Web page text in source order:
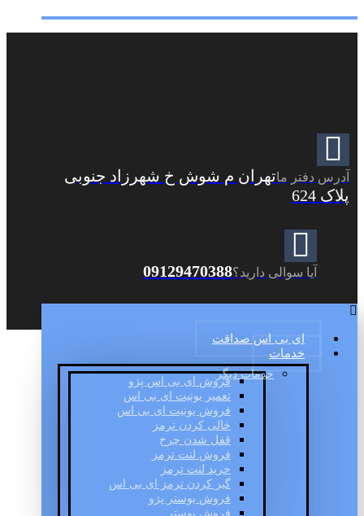
آدرس دفتر ماتهران م شوش خ شهرزاد جنوبی
پلاک 624
آیا سوالی دارید؟09129470388
ای بی اس صداقت
خدمات
خدمات دیگر
فروش ای بی اس پژو
تعمیر یونیت ای بی اس
فروش یونیت ای بی اس
خالی کردن ترمز
قفل شدن چرخ
فروش لنت ترمز
خرید لنت ترمز
گیر کردن ترمز ای بی اس
فروش بوستر پژو
فروش بوستر